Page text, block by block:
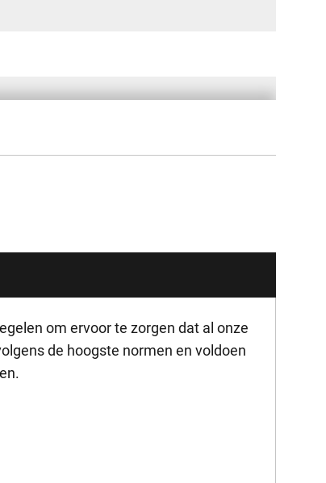
om ervoor te zorgen dat al onze
de hoogste normen en voldoen